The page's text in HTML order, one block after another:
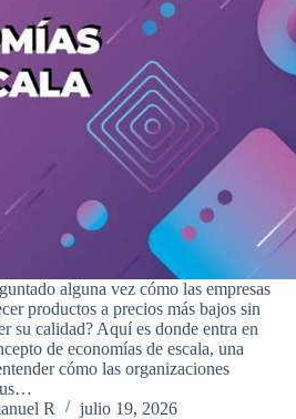
alguna vez cómo las empresas
productos a precios más bajos sin
su calidad? Aquí es donde entra en
de economías de escala, una
cómo las organizaciones
R
julio 19, 2026